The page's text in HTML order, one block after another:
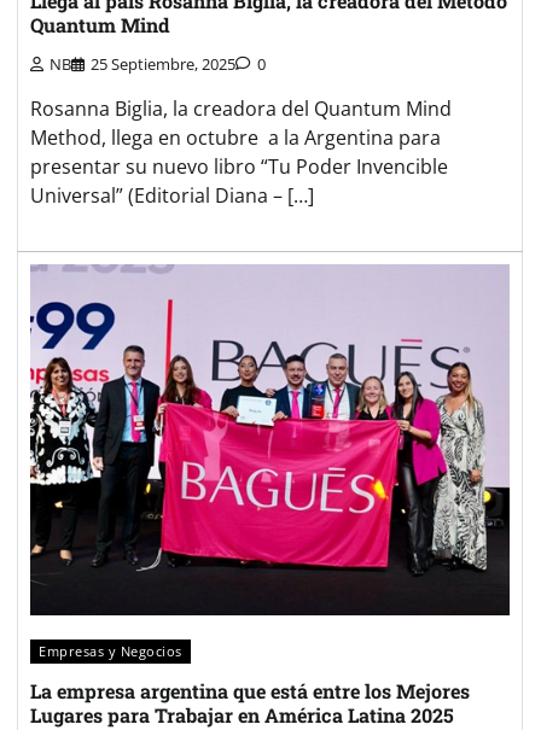
Quantum Mind
NB 25 Septiembre, 2025 0
Rosanna Biglia, la creadora del Quantum Mind
Method, llega en octubre a la Argentina para
presentar su nuevo libro “Tu Poder Invencible
Universal” (Editorial Diana – […]
Empresas y Negocios
La empresa argentina que está entre los Mejores
Lugares para Trabajar en América Latina 2025